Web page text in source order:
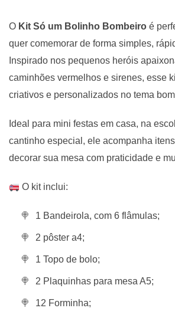
O Kit Só um Bolinho Bombeiro é
quer comemorar de forma simples,
Inspirado nos pequenos heróis
caminhões vermelhos e sirenes, esse
criativos e personalizados no tema
Ideal para mini festas em casa, na
cantinho especial, ele acompanha
decorar sua mesa com praticidade e
O kit inclui:
1 Bandeirola, com 6 flâmulas;
2 pôster a4;
1 Topo de bolo;
2 Plaquinhas para mesa A5;
12 Forminha;